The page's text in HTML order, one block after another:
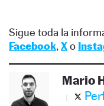
Sigue toda la
Facebook, Xo
Mario